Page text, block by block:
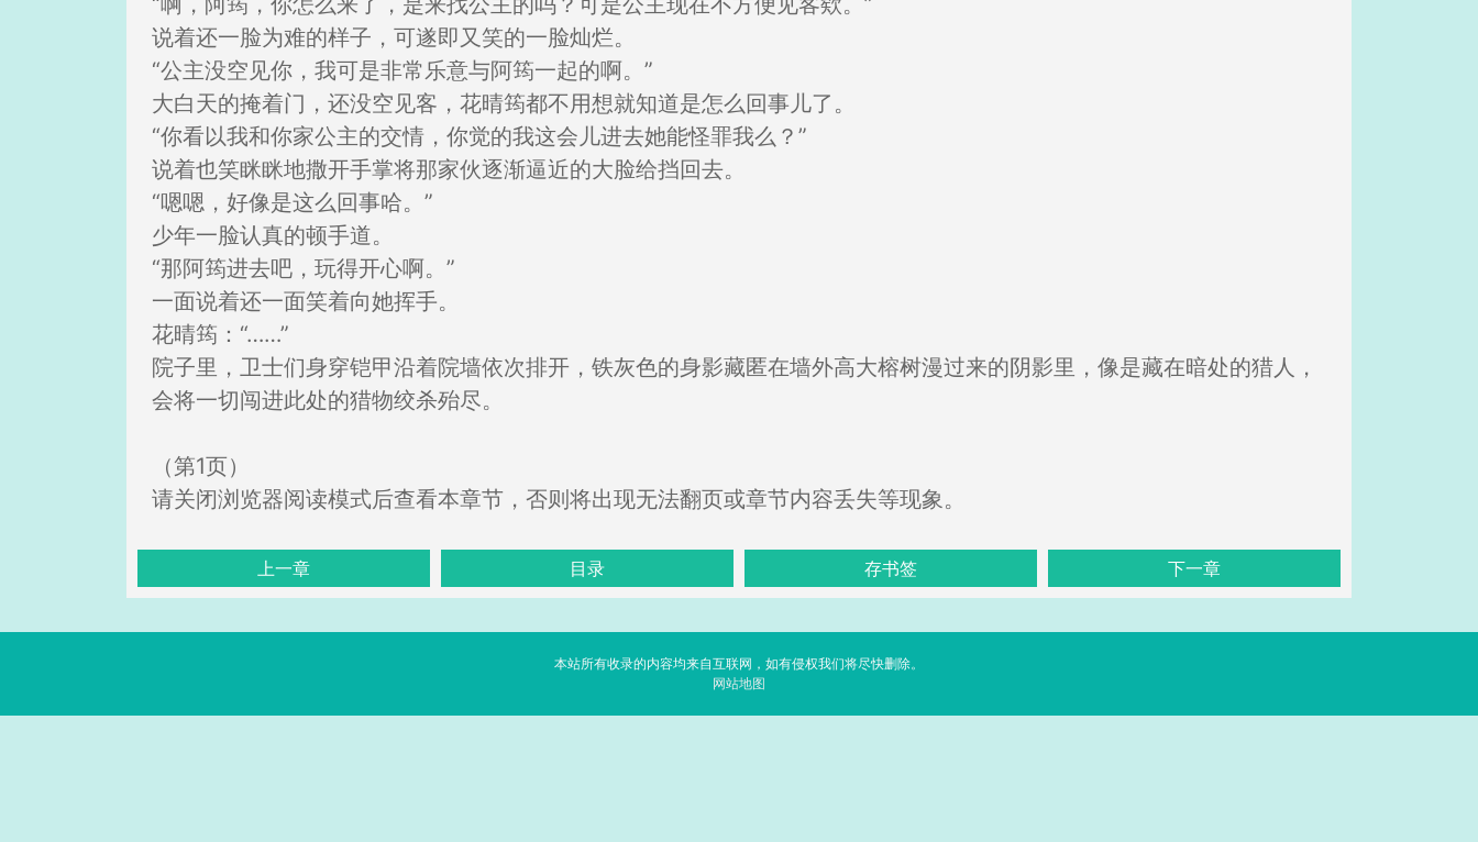
说着还一脸为难的样子，可遂即又笑的一脸灿烂。
“公主没空见你，我可是非常乐意与阿筠一起的啊。”
大白天的掩着门，还没空见客，花晴筠都不用想就知道是怎么回事儿了。
“你看以我和你家公主的交情，你觉的我这会儿进去她能怪罪我么？”
说着也笑眯眯地撒开手掌将那家伙逐渐逼近的大脸给挡回去。
“嗯嗯，好像是这么回事哈。”
少年一脸认真的顿手道。
“那阿筠进去吧，玩得开心啊。”
一面说着还一面笑着向她挥手。
花晴筠：“……”
院子里，卫士们身穿铠甲沿着院墙依次排开，铁灰色的身影藏匿在墙外高大榕树漫过来的阴影里，像是藏在暗处的猎人，
会将一切闯进此处的猎物绞杀殆尽。
（第1页）
请关闭浏览器阅读模式后查看本章节，否则将出现无法翻页或章节内容丢失等现象。
上一章 目录 存书签 下一章
本站所有收录的内容均来自互联网，如有侵权我们将尽快删除。
网站地图